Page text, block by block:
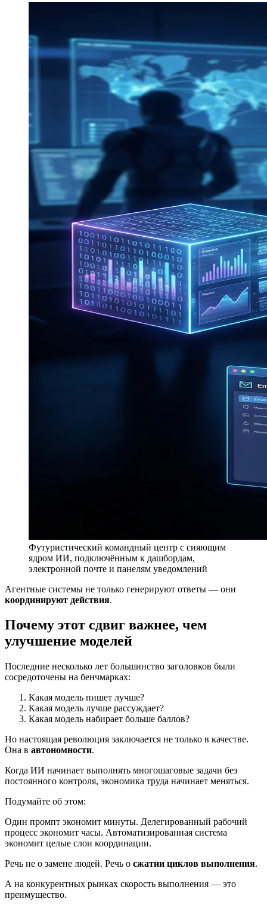
Футуристический командный центр с сияющим
ядром ИИ, подключённым к дашбордам,
электронной почте и панелям уведомлений
Агентные системы не только генерируют ответы — они
координируют действия.
Почему этот сдвиг важнее, чем
улучшение моделей
Последние несколько лет большинство заголовков были
сосредоточены на бенчмарках:
Какая модель пишет лучше?
Какая модель лучше рассуждает?
Какая модель набирает больше баллов?
Но настоящая революция заключается не только в качестве.
Она в автономности.
Когда ИИ начинает выполнять многошаговые задачи без
постоянного контроля, экономика труда начинает меняться.
Подумайте об этом:
Один промпт экономит минуты. Делегированный рабочий
процесс экономит часы. Автоматизированная система
экономит целые слои координации.
Речь не о замене людей. Речь о сжатии циклов выполнения.
А на конкурентных рынках скорость выполнения — это
преимущество.